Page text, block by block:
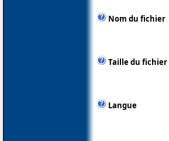
Nom du fichier
Taille du fichier
Langue